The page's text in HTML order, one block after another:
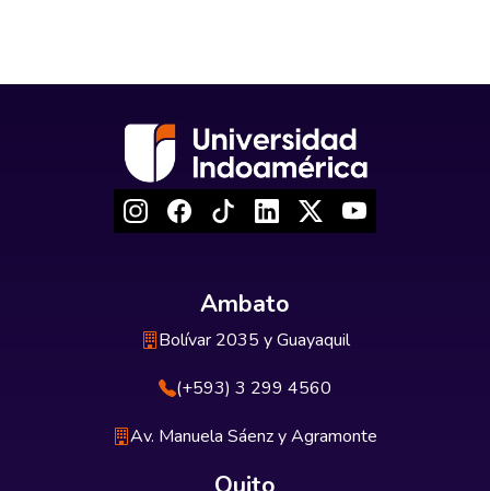
Ambato
Bolívar 2035 y Guayaquil
(+593) 3 299 4560
Av. Manuela Sáenz y Agramonte